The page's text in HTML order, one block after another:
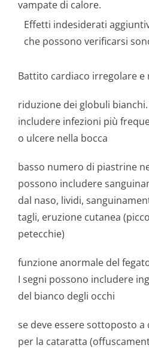
vampate di calore.
Effetti indesiderati
che possono verificarsi
Battito cardiaco irregolare e
riduzione dei globuli
includere infezioni più
o ulcere nella bocca
basso numero di piastrine
possono includere
dal naso, lividi,
tagli, eruzione cutanea
petecchie)
funzione anormale del
I segni possono includere
del bianco degli occhi
se deve essere sottoposto a
per la cataratta